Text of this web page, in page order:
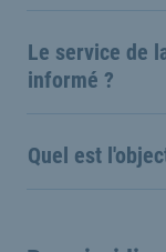
Le service de
informé ?
Quel est